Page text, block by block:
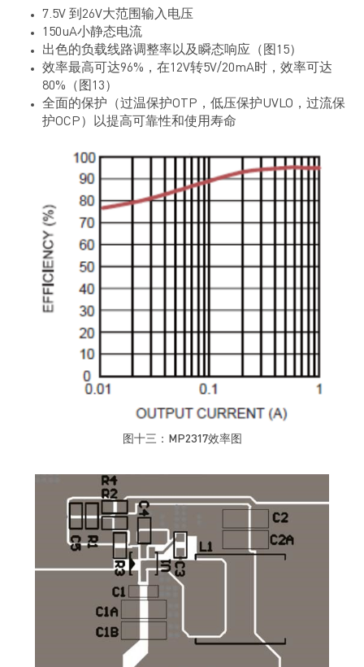
7.5V 到26V大范围输入电压
150uA小静态电流
出色的负载线路调整率以及瞬态响应（图15）
效率最高可达96%，在12V转5V/20mA时，效率可达
80%（图13）
全面的保护（过温保护OTP，低压保护UVLO，过流保
护OCP）以提高可靠性和使用寿命
图十三：MP2317效率图